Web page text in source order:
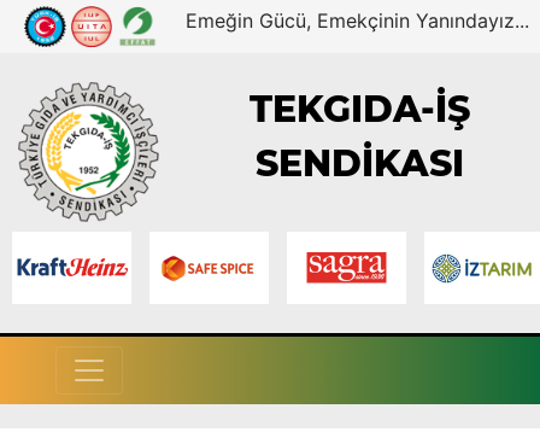
Emeğin Gücü, Emekçinin Yanındayız...
TEKGIDA-İŞ
SENDİKASI